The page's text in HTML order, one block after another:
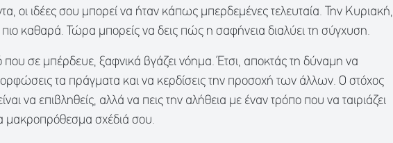
οι ιδέες σου μπορεί να ήταν κάπως μπερδεμένες τελευταία. Την Κυριακή,
πιο καθαρά. Τώρα μπορείς να δεις πώς η σαφήνεια διαλύει τη σύγχυση.
που σε μπέρδευε, ξαφνικά βγάζει νόημα. Έτσι, αποκτάς τη δύναμη να
τα πράγματα και να κερδίσεις την προσοχή των άλλων. Ο στόχος
να επιβληθείς, αλλά να πεις την αλήθεια με έναν τρόπο που να ταιριάζει
μακροπρόθεσμα σχέδιά σου.